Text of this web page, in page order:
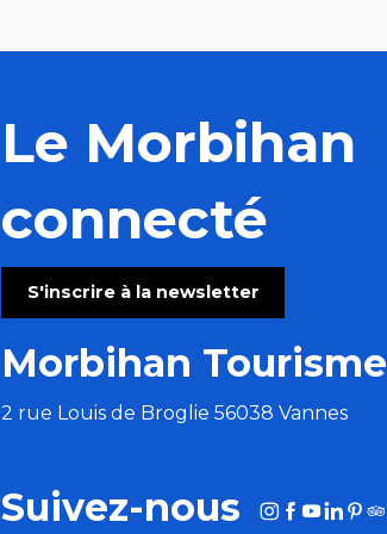
Le Morbihan
connecté
S'inscrire à la newsletter
Morbihan Tourisme
2 rue Louis de Broglie 56038 Vannes
Suivez-nous